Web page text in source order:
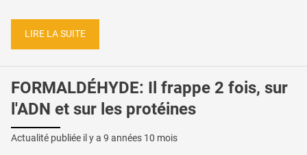
LIRE LA SUITE
FORMALDÉHYDE: Il frappe 2 fois, sur
l'ADN et sur les protéines
Actualité publiée il y a 9 années 10 mois